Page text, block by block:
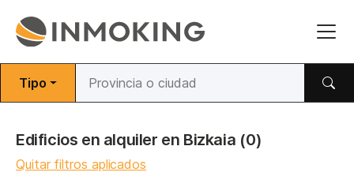
Tipo
Edificios en alquiler en Bizkaia (0)
Quitar filtros aplicados